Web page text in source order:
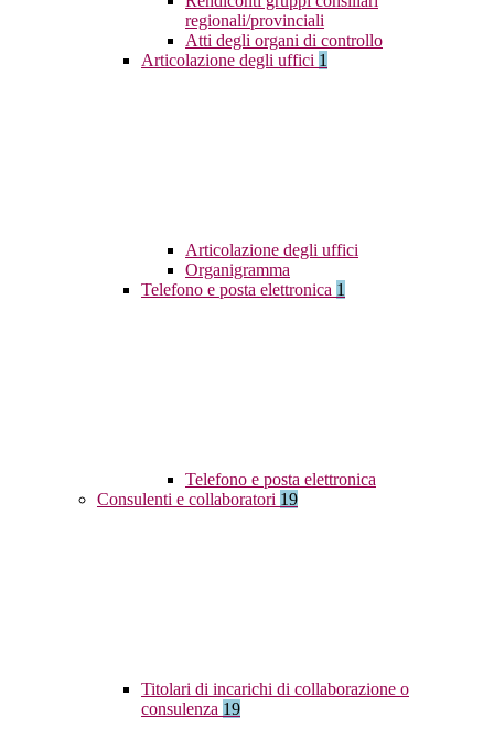
regionali/provinciali
Atti degli organi di controllo
Articolazione degli uffici 1
Articolazione degli uffici
Organigramma
Telefono e posta elettronica 1
Telefono e posta elettronica
Consulenti e collaboratori 19
Titolari di incarichi di collaborazione o
consulenza 19